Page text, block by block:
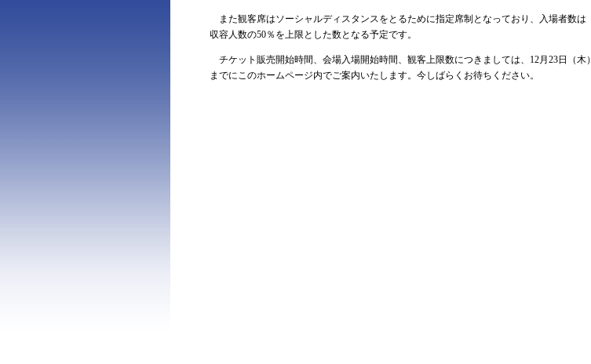
また観客席はソーシャルディスタンスをとるために指定席制となっており、入場者数は
収容人数の50％を上限とした数となる予定です。
チケット販売開始時間、会場入場開始時間、観客上限数につきましては、12月23日（木）
までにこのホームページ内でご案内いたします。今しばらくお待ちください。